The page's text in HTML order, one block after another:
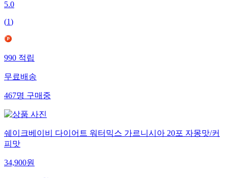
5.0
(1)
990적립
무료배송
467명구매중
쉐이크베이비 다이어트 워터믹스 가르니시아 20포 자몽맛/커
피맛
34,900원